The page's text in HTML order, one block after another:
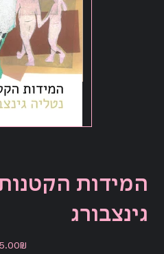
המידות
גינצבורג
‏25.00 ‏₪